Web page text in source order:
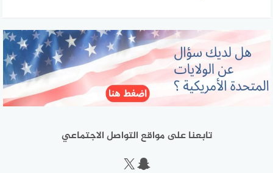
تابعنا على مواقع التواصل الاجتماعي
سناب شات
إكس